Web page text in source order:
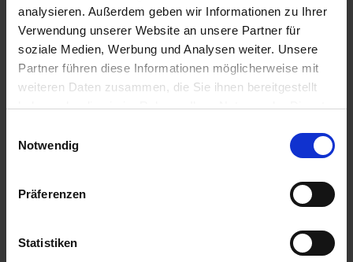
analysieren. Außerdem geben wir Informationen zu Ihrer
Verwendung unserer Website an unsere Partner für
soziale Medien, Werbung und Analysen weiter. Unsere
Partner führen diese Informationen möglicherweise mit
weiteren Daten zusammen, die Sie ihnen bereitgestellt
haben oder die sie im Rahmen Ihrer Nutzung der Dienste
Notwendig
Präferenzen
Statistiken
zzgl. MwSt.
30,33 € / l
ZUM PRODUKT
zzgl. MwSt.
110,92 € / l
ZUM PRODUKT
Ähnliche Produkte